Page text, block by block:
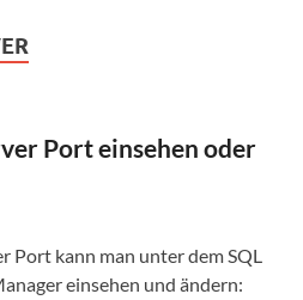
Port einsehen oder
Port kann man unter dem SQL
einsehen und ändern: